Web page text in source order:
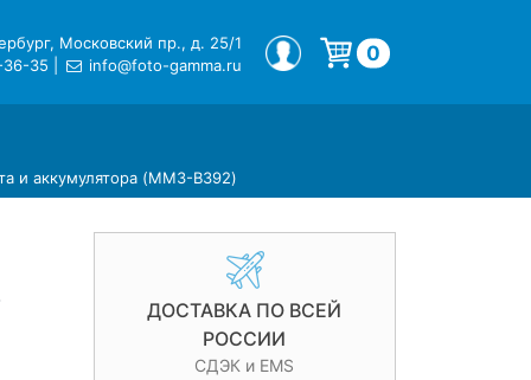
Московский пр., д. 25/1
36-35
info@foto-gamma.ru
МОЙ ПРОФИЛЬ 0
и аккумулятора (MM3-B392)
ДОСТАВКА ПО ВСЕЙ
РОССИИ
СДЭК и EMS